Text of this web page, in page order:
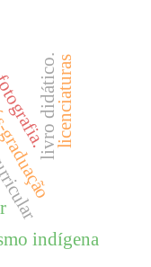
indígena
livro didático.licenciaturas